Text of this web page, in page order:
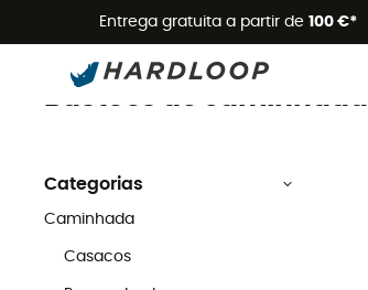
Entrega gratuita a partir de 100 €*
Caminhada Bastões de caminhada
Bastões de caminhada
Categorias
Caminhada
Casacos